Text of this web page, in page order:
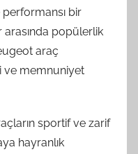
performansı bir
arasında popülerlik
araç
ve memnuniyet
sportif ve zarif
hayranlık